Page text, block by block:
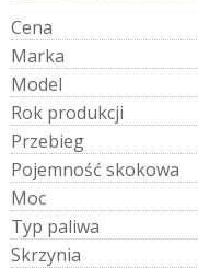
Cena
Marka
Model
Rok produkcji
Przebieg
Pojemność skokowa
Moc
Typ paliwa
Skrzynia